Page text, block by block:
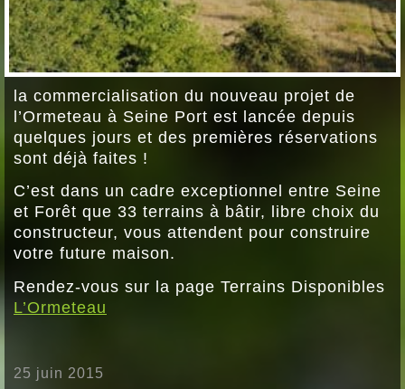
la commercialisation du nouveau projet de
l’Ormeteau à Seine Port est lancée depuis
quelques jours et des premières réservations
sont déjà faites !
C’est dans un cadre exceptionnel entre Seine
et Forêt que 33 terrains à bâtir, libre choix du
constructeur, vous attendent pour construire
votre future maison.
Rendez-vous sur la page Terrains Disponibles
L’Ormeteau
25 juin 2015